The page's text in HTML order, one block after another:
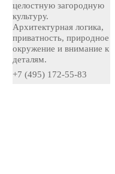
целостную загородную
культуру.
Архитектурная логика,
приватность, природное
окружение и внимание к
деталям.
+7 (495) 172-55-83